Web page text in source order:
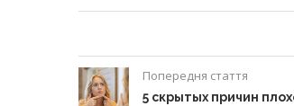
Попередня стаття
5 скрытых причин